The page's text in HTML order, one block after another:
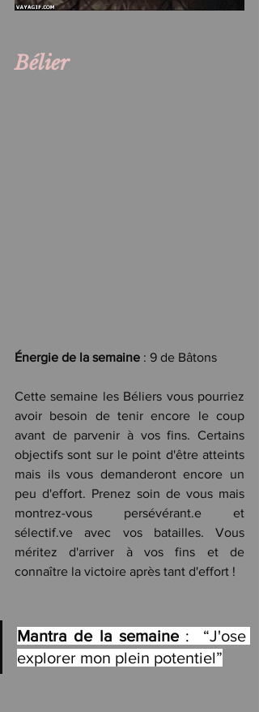
Bélier
Énergie de la semaine : 9 de Bâtons
Cette semaine les Béliers vous pourriez
avoir besoin de tenir encore le coup
avant de parvenir à vos fins. Certains
objectifs sont sur le point d'être atteints
mais ils vous demanderont encore un
peu d'effort. Prenez soin de vous mais
montrez-vous persévérant.e et
sélectif.ve avec vos batailles. Vous
méritez d'arriver à vos fins et de
connaître la victoire après tant d'effort !
Mantra de la semaine :  “J'ose
explorer mon plein potentiel”